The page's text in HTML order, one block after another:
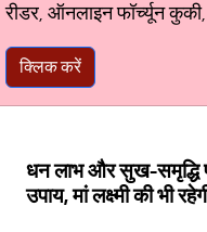
रीडर, ऑनलाइन फॉर्च्यून
क्लिक करें
धन लाभ और सुख-समृद्धि
उपाय, मां लक्ष्मी की भी